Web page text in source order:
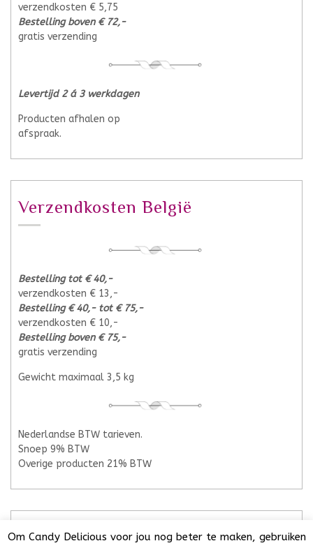
verzendkosten € 5,75
Bestelling boven € 72,-
gratis verzending
Levertijd 2 á 3 werkdagen
Producten afhalen op
afspraak.
Verzendkosten België
Bestelling tot € 40,-
verzendkosten € 13,-
Bestelling € 40,- tot € 75,-
verzendkosten € 10,-
Bestelling boven € 75,-
gratis verzending
Gewicht maximaal 3,5 kg
Nederlandse BTW tarieven.
Snoep 9% BTW
Overige producten 21% BTW
Om Candy Delicious voor jou nog beter te maken, gebruiken